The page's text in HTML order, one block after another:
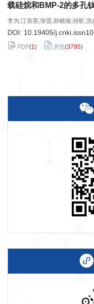
载硅烷和BMP-2的多孔
李为;江崇英;张雷;孙晓瑜;何昕;洪
DOI: 10.19405/
PDF(1) 浏览(3795)